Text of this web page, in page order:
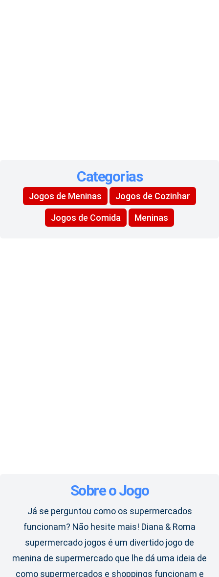
Categorias
Jogos de Meninas Jogos de Cozinhar
Jogos de Comida Meninas
Sobre o Jogo
Já se perguntou como os supermercados
funcionam? Não hesite mais! Diana & Roma
supermercado jogos é um divertido jogo de
menina de supermercado que lhe dá uma ideia de
como supermercados e shoppings funcionam e